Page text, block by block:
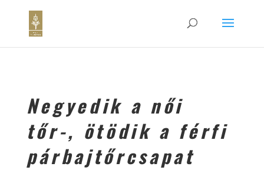
Negyedik a női
tőr-, ötödik a férfi
párbajtőrcsapat